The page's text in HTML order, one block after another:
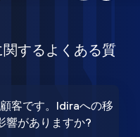
するよくある質
客です。Idiraへの移
響がありますか?